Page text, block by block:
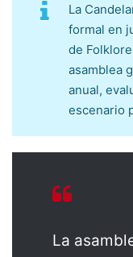
La
formal en
de
asamblea
anual,
escenario
La